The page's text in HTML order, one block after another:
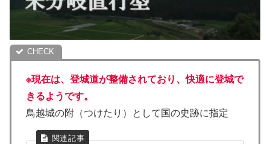
※現在は、登城道が整備されており、快適に登城で
きるようです。
鳥越城の附（つけたり）として国の史跡に指定